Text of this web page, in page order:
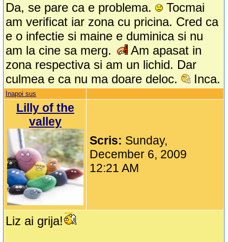
Da, se pare ca e problema.
Tocmai
am verificat iar zona cu pricina. Cred ca
e o infectie si maine e duminica si nu
am la cine sa merg.
Am apasat in
zona respectiva si am un lichid. Dar
culmea e ca nu ma doare deloc.
Inca.
Inapoi sus
Lilly of the
valley
Scris: Sunday,
December 6, 2009
12:21 AM
Liz ai grija!